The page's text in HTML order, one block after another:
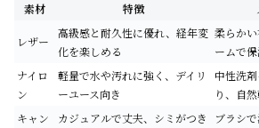
素材 特徴
レザー
高級感と耐久性に優れ、経年変
化を楽しめる
柔らか
ームで
ナイロ
ン
軽量で水や汚れに強く、デイリ
ーユース向き
中性洗
り、自
キャン
カジュアルで丈夫、シミがつき
ブラシ